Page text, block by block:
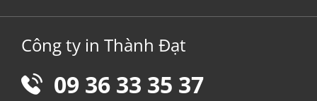
Công ty in Thành Đạt
09 36 33 35 37